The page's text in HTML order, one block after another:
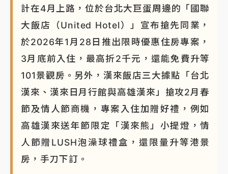
計在4月上路，位於台北大巨蛋周邊的「國聯
大飯店（United Hotel）」宣布搶先同業，
於2026年1月28日推出限時優惠住房專案，
3月底前入住，最高折2千元，還能免費升等
101景觀房。另外，漢來飯店三大據點「台北
漢來、漢來日月行館與高雄漢來」搶攻2月春
節及情人節商機，專案入住加贈好禮，例如
高雄漢來送年節限定「漢來熊」小提燈，情
人節贈LUSH泡澡球禮盒，還限量升等港景
房，手刀下訂。